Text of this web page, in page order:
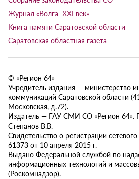
Журнал «Волга XXI век»
Книга памяти Саратовской области
Саратовская областная газета
© «Регион 64»
Учредитель издания — министерство
коммуникаций Саратовской области
Московская, д.72).
Издатель — ГАУ СМИ СО «Регион 64».
Степанов В.В.
Свидетельство о регистрации
61373 от 10 апреля 2015 г.
Выдано Федеральной службой по
информационных технологий и
(Роскомнадзор).